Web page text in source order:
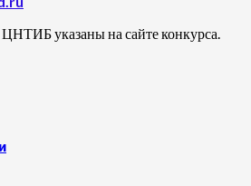
указаны на сайте конкурса.